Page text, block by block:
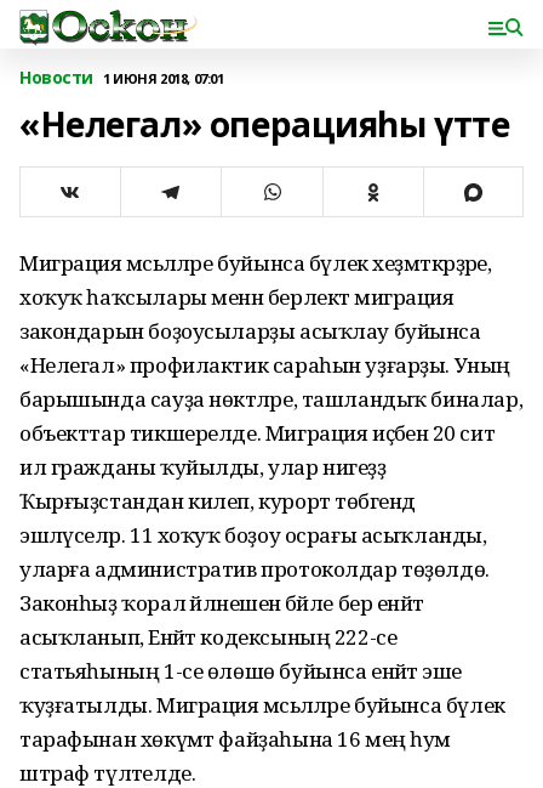
Новости 1 ИЮНЯ 2018, 07:01
«Нелегал» операцияһы үтте
Миграция мәсьәләләре буйынса бүлек хеҙмәткәрҙәре,
хоҡуҡ һаҡсылары менән берлектә миграция
закондарын боҙоусыларҙы асыҡлау буйынса
«Нелегал» профилактик сараһын уҙғарҙы. Уның
барышында сауҙа нөктәләре, ташландыҡ биналар,
объекттар тикшерелде. Миграция иҫәбенә 20 сит
ил гражданы ҡуйылды, улар нигеҙҙә
Ҡырғыҙстандан килеп, курорт төбәгендә
эшләүселәр. 11 хоҡуҡ боҙоу осрағы асыҡланды,
уларға административ протоколдар төҙөлдө.
Законһыҙ ҡорал әйләнешенә бәйле бер енәйәт
асыҡланып, Енәйәт кодексының 222-се
статьяһының 1-се өлөшө буйынса енәйәт эше
ҡуҙғатылды. Миграция мәсьәләләре буйынса бүлек
тарафынан хөкүмәт файҙаһына 16 мең һум
штраф түләтелде.